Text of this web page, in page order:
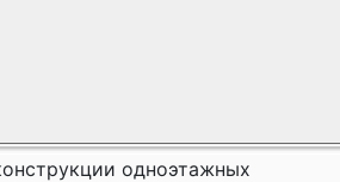
одноэтажных